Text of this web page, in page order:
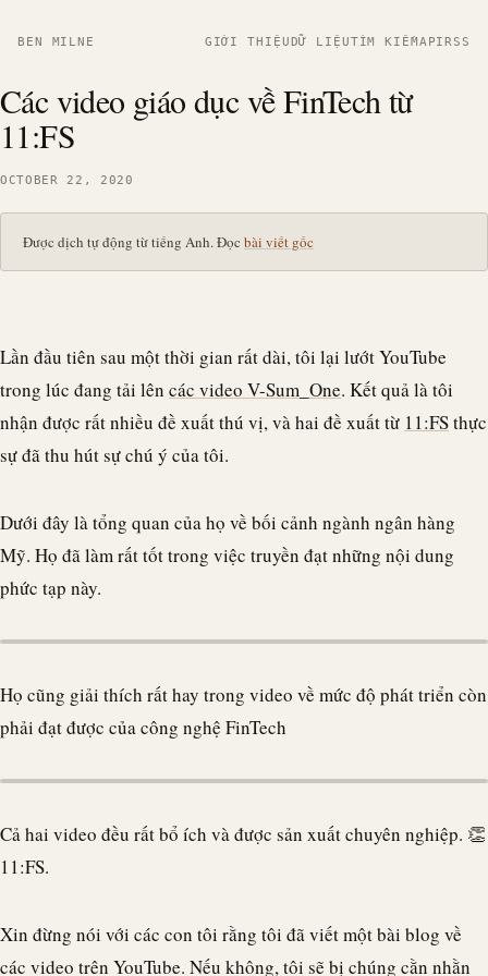
BEN MILNE GIỚI THIỆUDỮ LIỆUTÌM KIẾMAPIRSS
Các video giáo dục về FinTech từ
11:FS
OCTOBER 22, 2020
Được dịch tự động từ tiếng Anh. Đọc bài viết gốc
Lần đầu tiên sau một thời gian rất dài, tôi lại lướt YouTube
trong lúc đang tải lên các video V-Sum_One. Kết quả là tôi
nhận được rất nhiều đề xuất thú vị, và hai đề xuất từ 11:FSthực
sự đã thu hút sự chú ý của tôi.
Dưới đây là tổng quan của họ về bối cảnh ngành ngân hàng
Mỹ. Họ đã làm rất tốt trong việc truyền đạt những nội dung
phức tạp này.
Họ cũng giải thích rất hay trong video về mức độ phát triển còn
phải đạt được của công nghệ FinTech
Cả hai video đều rất bổ ích và được sản xuất chuyên nghiệp. 👏
11:FS.
Xin đừng nói với các con tôi rằng tôi đã viết một bài blog về
các video trên YouTube. Nếu không, tôi sẽ bị chúng cằn nhằn